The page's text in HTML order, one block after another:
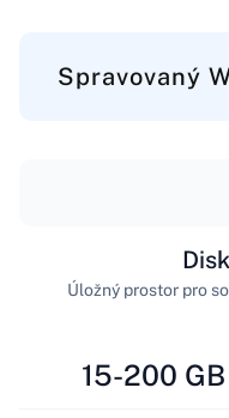
Spravovaný
15-200 GB
Úložný prostor pro